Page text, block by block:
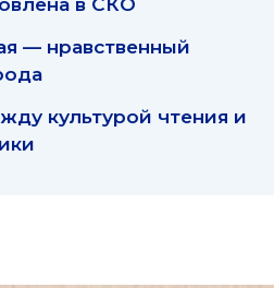
— нравственный
культурой чтения и